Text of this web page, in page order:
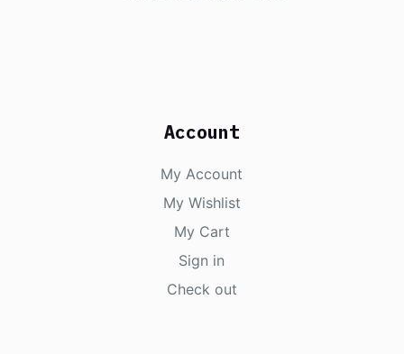
Account
My Account
My Wishlist
My Cart
Sign in
Check out